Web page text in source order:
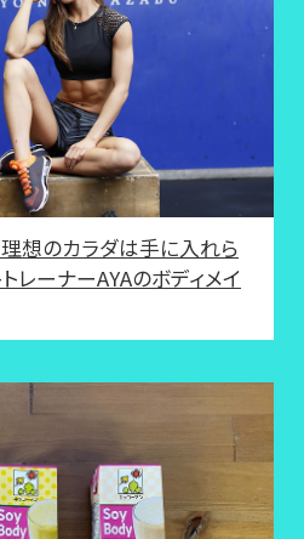
想のカラダは手に入れら
レーナーAYAのボディメイ